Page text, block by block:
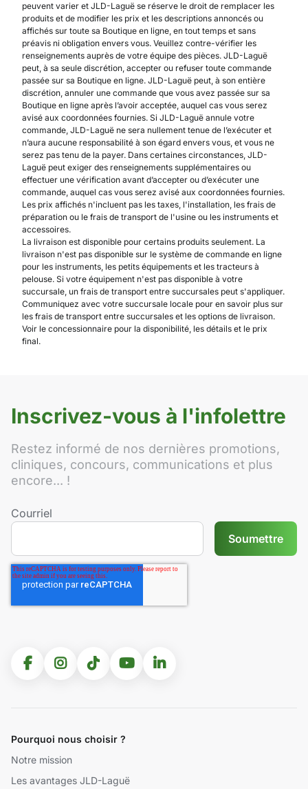
peuvent varier et JLD-Laguë se réserve le droit de remplacer les
produits et de modifier les prix et les descriptions annoncés ou
affichés sur toute sa Boutique en ligne, en tout temps et sans
préavis ni obligation envers vous. Veuillez contre-vérifier les
renseignements auprès de votre équipe des pièces. JLD-Laguë
peut, à sa seule discrétion, accepter ou refuser toute commande
passée sur sa Boutique en ligne. JLD-Laguë peut, à son entière
discrétion, annuler une commande que vous avez passée sur sa
Boutique en ligne après l’avoir acceptée, auquel cas vous serez
avisé aux coordonnées fournies. Si JLD-Laguë annule votre
commande, JLD-Laguë ne sera nullement tenue de l’exécuter et
n’aura aucune responsabilité à son égard envers vous, et vous ne
serez pas tenu de la payer. Dans certaines circonstances, JLD-
Laguë peut exiger des renseignements supplémentaires ou
effectuer une vérification avant d’accepter ou d’exécuter une
commande, auquel cas vous serez avisé aux coordonnées fournies.
Les prix affichés n'incluent pas les taxes, l'installation, les frais de
préparation ou le frais de transport de l'usine ou les instruments et
accessoires.
La livraison est disponible pour certains produits seulement. La
livraison n'est pas disponible sur le système de commande en ligne
pour les instruments, les petits équipements et les tracteurs à
pelouse. Si votre équipement n'est pas disponible à votre
succursale, un frais de transport entre succursales peut s'appliquer.
Communiquez avec votre succursale locale pour en savoir plus sur
les frais de transport entre succursales et les options de livraison.
Voir le concessionnaire pour la disponibilité, les détails et le prix
final.
Inscrivez-vous à l'infolettre
Restez informé de nos dernières promotions,
cliniques, concours, communications et plus
encore... !
Courriel
Pourquoi nous choisir ?
Notre mission
Les avantages JLD-Laguë